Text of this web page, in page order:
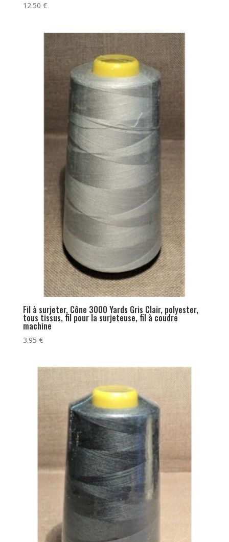
12.50 €
Fil à surjeter, Cône 3000 Yards Gris Clair, polyester,
tous tissus, fil pour la surjeteuse, fil à coudre
machine
3.95 €